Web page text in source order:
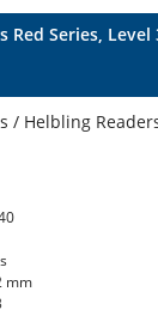
Red Series, Level
/ Helbling
mm